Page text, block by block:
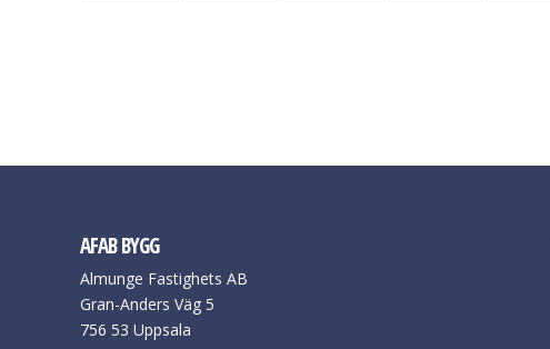
AFAB BYGG
Almunge Fastighets AB
Gran-Anders Väg 5
756 53 Uppsala